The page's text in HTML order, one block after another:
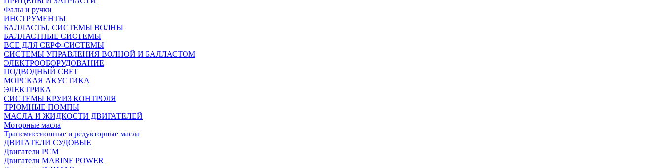
Фалы и ручки
ИНСТРУМЕНТЫ
БАЛЛАСТЫ, СИСТЕМЫ ВОЛНЫ
БАЛЛАСТНЫЕ СИСТЕМЫ
ВСЕ ДЛЯ СЕРФ-СИСТЕМЫ
СИСТЕМЫ УПРАВЛЕНИЯ ВОЛНОЙ И БАЛЛАСТОМ
ЭЛЕКТРООБОРУДОВАНИЕ
ПОДВОДНЫЙ СВЕТ
МОРСКАЯ АКУСТИКА
ЭЛЕКТРИКА
СИСТЕМЫ КРУИЗ КОНТРОЛЯ
ТРЮМНЫЕ ПОМПЫ
МАСЛА И ЖИДКОСТИ ДВИГАТЕЛЕЙ
Моторные масла
Трансмиссионные и редукторные масла
ДВИГАТЕЛИ СУДОВЫЕ
Двигатели PCM
Двигатели MARINE POWER